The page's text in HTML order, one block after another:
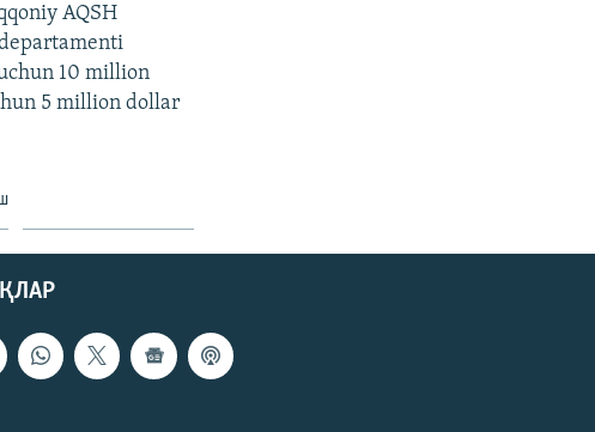
AQSH
10 million
5 million dollar